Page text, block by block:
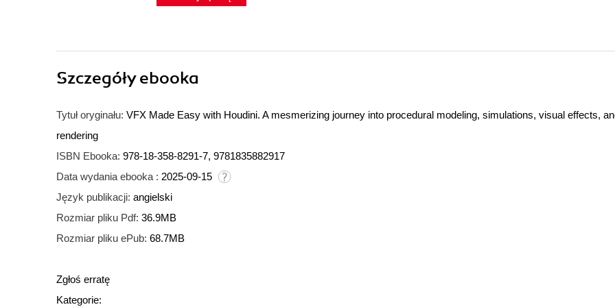
Szczegółyebooka
Tytuł oryginału: VFX Made Easy with Houdini. A mesmerizing journey into procedural modeling, simulations, visual effects,
rendering
ISBN Ebooka: 978-18-358-8291-7, 9781835882917
Data wydania ebooka : 2025-09-15
Język publikacji: angielski
Rozmiar pliku Pdf: 36.9MB
Rozmiar pliku ePub: 68.7MB
Zgłoś erratę
Kategorie: